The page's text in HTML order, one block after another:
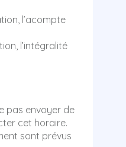
l’acompte
l’intégralité
pas envoyer de
cet horaire.
sont prévus